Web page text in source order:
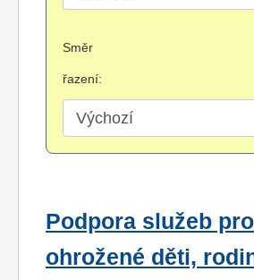
Směr
řazení:
Podpora služeb pro
ohrožené děti,